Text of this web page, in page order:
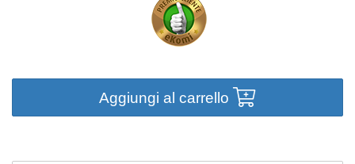
Aggiungi al carrello